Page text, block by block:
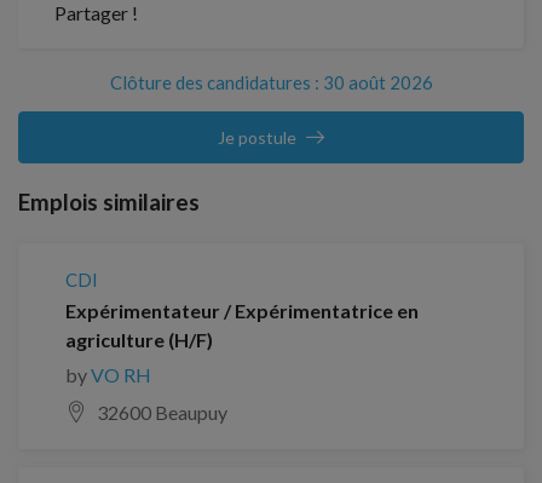
Partager !
Clôture des candidatures : 30 août 2026
Je postule
Emplois similaires
CDI
Expérimentateur / Expérimentatrice en
agriculture (H/F)
byVO RH
32600 Beaupuy